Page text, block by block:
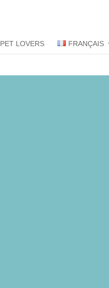
PET LOVERS FRANÇAIS